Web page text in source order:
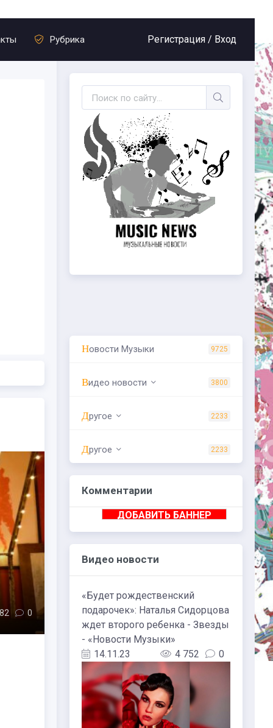
Рубрика Регистрация / Вход
0
Новости Музыки 9725
Видео новости 3800
Другое 2233
Другое 2233
Комментарии
ДОБАВИТЬ БАННЕР
Видео новости
«Будет рождественский
подарочек»: Наталья Сидорцова
ждет второго ребенка - Звезды
- «Новости Музыки»
14.11.23
4 752 0